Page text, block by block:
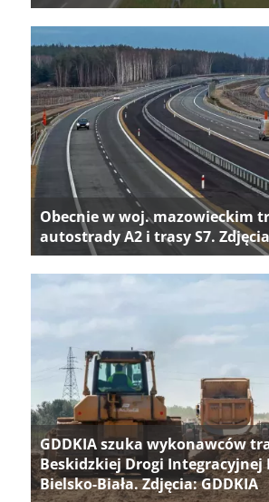
Obecnie w woj. mazowieckim
autostrady A2 i trasy S7.
GDDKIA szuka wykonawców
Beskidzkiej Drogi Integracyjnej
Bielsko-Biała. Zdjęcia: GDDKIA